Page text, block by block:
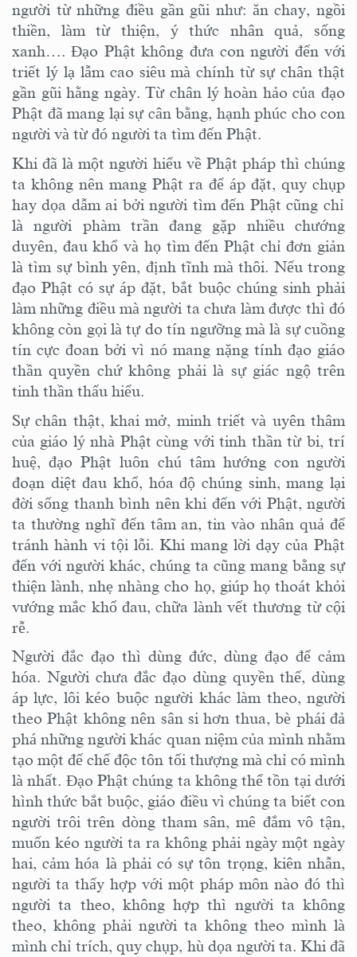
người từ những điều gần gũi như: ăn chay, ngồi
thiền, làm từ thiện, ý thức nhân quả, sống
xanh….Đạo Phật không đưa con người đến với
triết lý lạ lẫm cao siêu mà chínhtừ sự chân thật
gần gũi hằng ngày. Từchân lý hoàn hảo của đạo
Phật đã mang lại sự cân bằng, hạnh phúc cho con
người và từ đó người ta tìm đến Phật.
Khi đã là một người hiểu về Phật pháp thì chúng
ta không nên mang Phật ra để áp đặt, quy chụp
hay dọa dẫm ai bởingười tìm đến Phậtcũng chỉ
là người phàm trần
đang gặp nhiều chướng
duyên, đau khổ và họtìm đến Phật chỉ đơn giản
là tìm sự bình yên, định tĩnh mà thôi. Nếu trong
đạo Phật có sự áp đặt, bắt buộc chúng sinh phải
làmnhững điều mà người ta chưa làm được thì đó
không còn gọi làtự dotín ngưỡng mà là sự cuồng
tíncực đoanbởi vì nó mang nặng tính đạo giáo
thần quyền chứ không phải là sự giác ngộ trên
tinh thần thấu hiểu.
Sự chân thật, khai mở, minh triết và uyên thâm
của giáo lý nhà Phật cùng với tinh thần từ bi, trí
huệ, đạo Phật luôn chú tâm hướng con người
đoạn diệt đau khổ, hóa độ chúng sinh, mang lại
đời sống thanh bình nên khi đến với Phật, người
ta thường nghĩ đến tâm an, tin vào nhân quả để
tránh hành vi tội lỗi. Khi mang lời dạy của Phật
đến với người khác, chúng ta cũng mang bằng sự
thiện lành, nhẹ nhàng cho họ, giúp họ thoát khỏi
vướng mắc khổ đau, chữa lành vết thương từ cội
rễ.
Người đắc đạo thì dùng đức, dùng đạo để cảm
hóa. Người chưa đắc đạo dùng quyền thế, dùng
áp lực, lôi kéo buộc người khác làm theo, người
theo Phật không nên sân si hơn thua, bè phái đả
phá những người khác quan niệm của mình nhằm
tạo một đế chế độc tôn tối thượng mà chỉ có mình
là nhất. Đạo Phật chúng ta không thể tồn tại dưới
hình thức bắt buộc, giáo điều vì chúng ta biết con
người trôi trên dòng tham sân, mê đắm vô tận,
muốn kéo người ta ra không phải ngày một ngày
hai, cảm hóa là phải có sự tôn trọng, kiên nhẫn,
người ta thấy hợp với một pháp môn nào đó thì
người ta theo, không hợp thì người ta không
theo, không phải người ta không theo mình là
mìnhchỉ trích, quy chụp, hù dọa người ta. Khi đã